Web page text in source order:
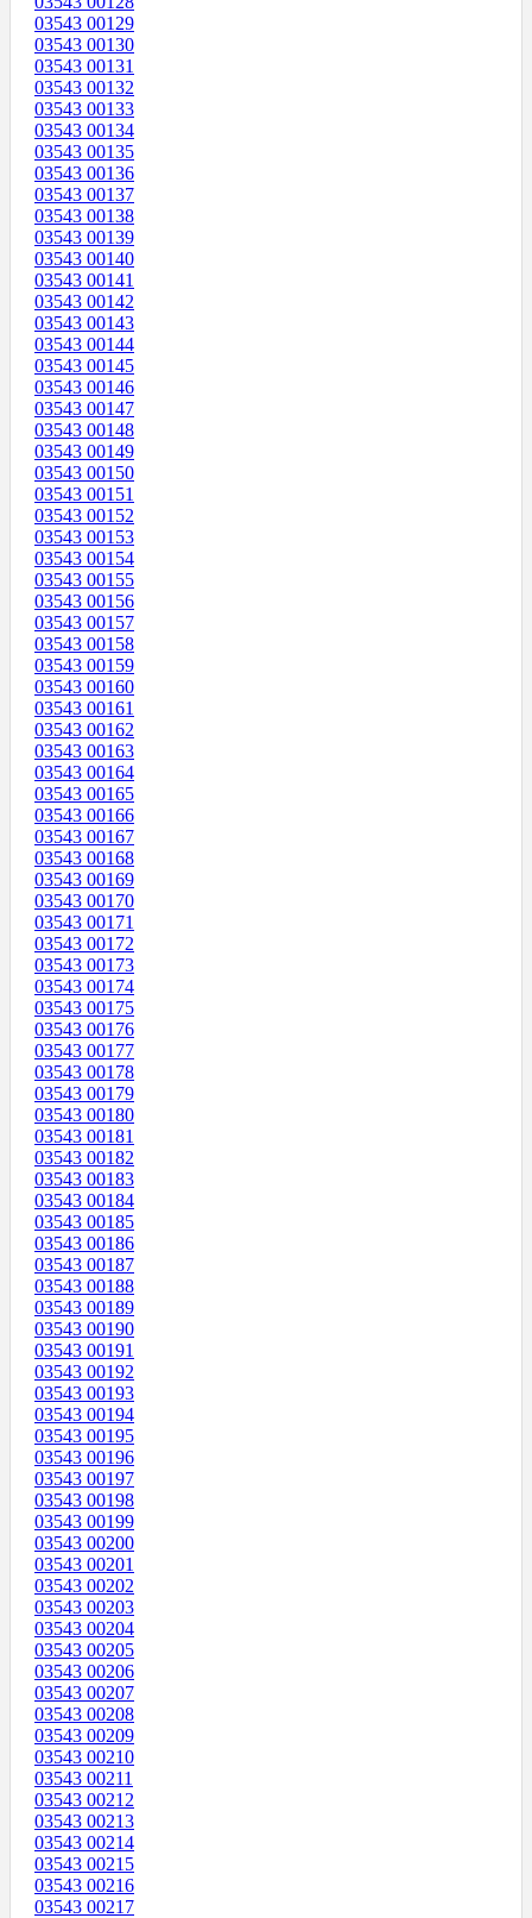
03543 00129
03543 00130
03543 00131
03543 00132
03543 00133
03543 00134
03543 00135
03543 00136
03543 00137
03543 00138
03543 00139
03543 00140
03543 00141
03543 00142
03543 00143
03543 00144
03543 00145
03543 00146
03543 00147
03543 00148
03543 00149
03543 00150
03543 00151
03543 00152
03543 00153
03543 00154
03543 00155
03543 00156
03543 00157
03543 00158
03543 00159
03543 00160
03543 00161
03543 00162
03543 00163
03543 00164
03543 00165
03543 00166
03543 00167
03543 00168
03543 00169
03543 00170
03543 00171
03543 00172
03543 00173
03543 00174
03543 00175
03543 00176
03543 00177
03543 00178
03543 00179
03543 00180
03543 00181
03543 00182
03543 00183
03543 00184
03543 00185
03543 00186
03543 00187
03543 00188
03543 00189
03543 00190
03543 00191
03543 00192
03543 00193
03543 00194
03543 00195
03543 00196
03543 00197
03543 00198
03543 00199
03543 00200
03543 00201
03543 00202
03543 00203
03543 00204
03543 00205
03543 00206
03543 00207
03543 00208
03543 00209
03543 00210
03543 00211
03543 00212
03543 00213
03543 00214
03543 00215
03543 00216
03543 00217